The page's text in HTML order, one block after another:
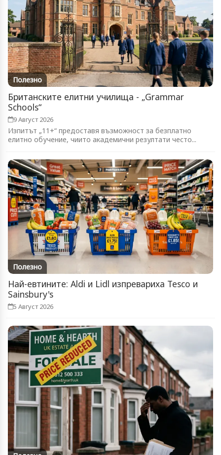
Полезно
Британските елитни училища - „Grammar
Schools“
9 Август 2026
Изпитът „11+“ предоставя възможност за безплатно
елитно обучение, чиито академични резултати често...
Полезно
Най-евтините: Aldi и Lidl изпревариха Tesco и
Sainsbury's
5 Август 2026